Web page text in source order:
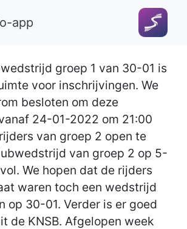
app
groep 1 van 30-01 is
voor inschrijvingen. We
besloten om deze
24-01-2022 om 21:00
van groep 2 open te
van groep 2 op 5-
We hopen dat de rijders
waren toch een wedstrijd
op 30-01. Verder is er goed
de KNSB. Afgelopen week